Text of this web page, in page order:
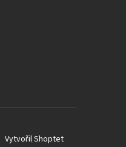
Vytvořil Shoptet